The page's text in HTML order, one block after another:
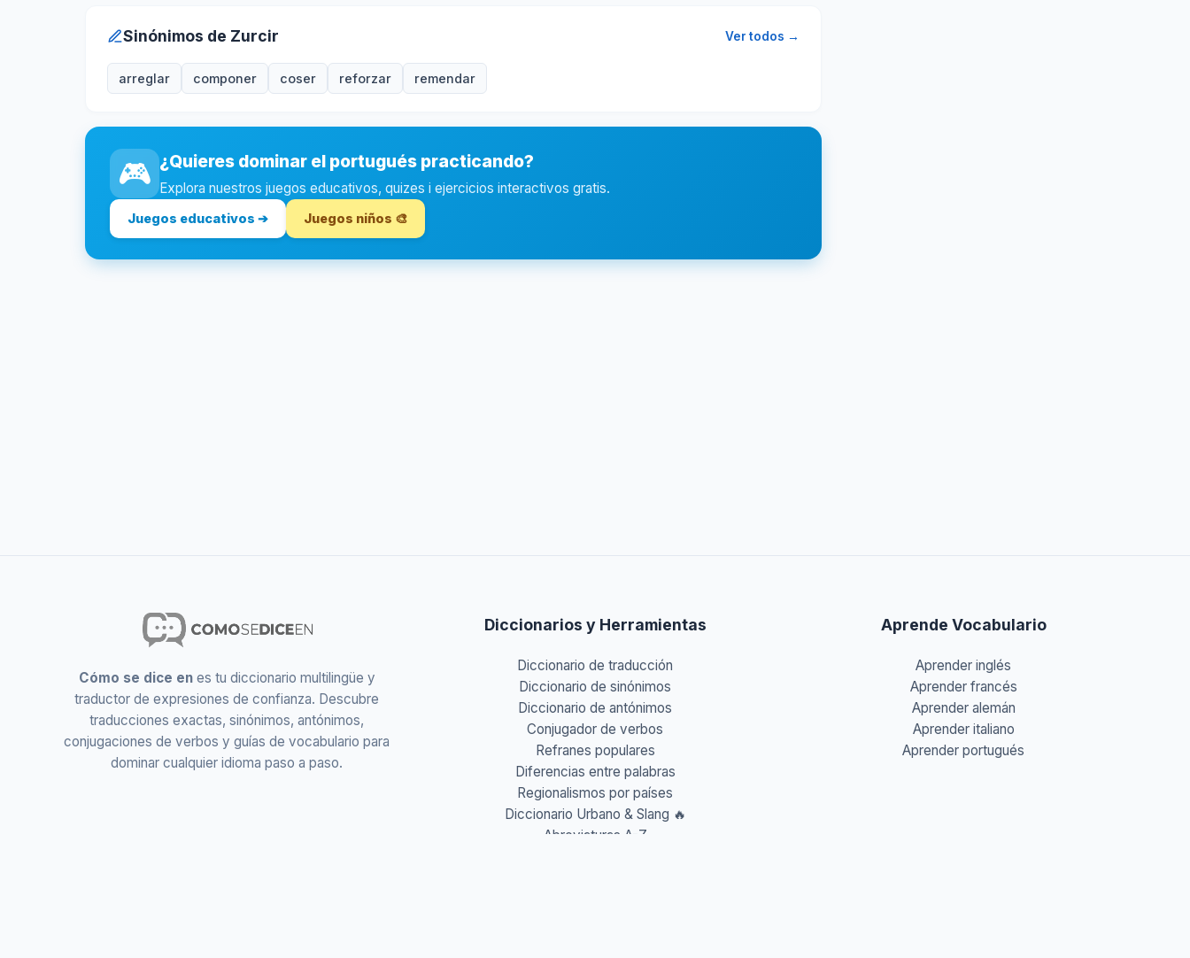
Sinónimos de Zurcir Ver todos →
arreglar componer coser reforzar remendar
🎮 ¿Quieres dominar el portugués practicando?
Explora nuestros juegos educativos, quizes i ejercicios interactivos gratis.
Juegos educativos ➔ Juegos niños 🎨
Cómo se dice enes tu diccionario multilingüe y
traductor de expresiones de confianza. Descubre
traducciones exactas, sinónimos, antónimos,
conjugaciones de verbos y guías de vocabulario para
dominar cualquier idioma paso a paso.
Diccionarios y Herramientas
Diccionario de traducción
Diccionario de sinónimos
Diccionario de antónimos
Conjugador de verbos
Refranes populares
Diferencias entre palabras
Regionalismos por países
Diccionario Urbano & Slang 🔥
Abreviaturas A-Z
Aprende Vocabulario
Aprender inglés
Aprender francés
Aprender alemán
Aprender italiano
Aprender portugués